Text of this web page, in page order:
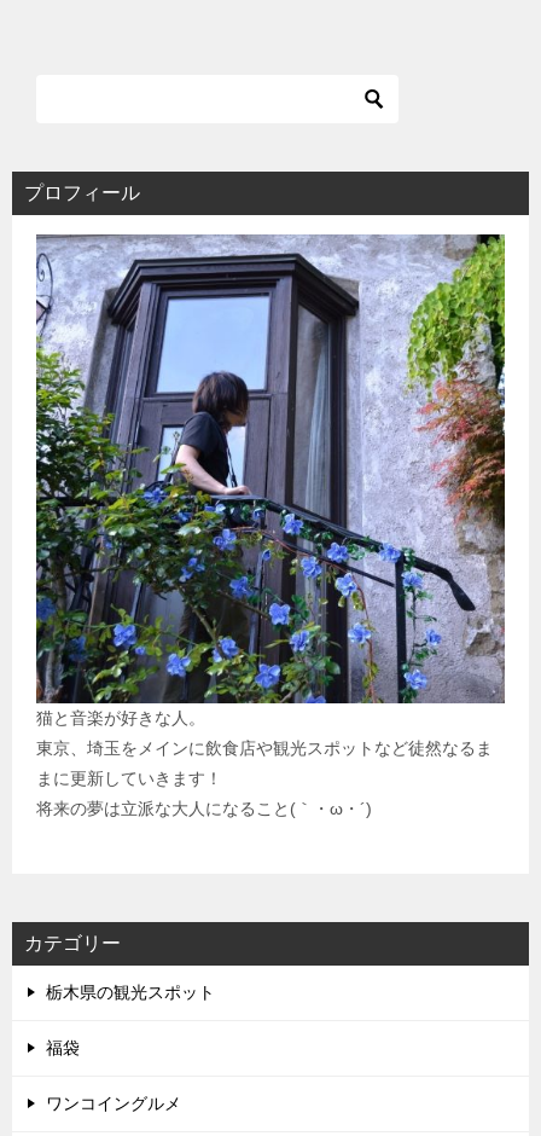
プロフィール
猫と音楽が好きな人。
東京、埼玉をメインに飲食店や観光スポットなど徒然なるま
まに更新していきます！
将来の夢は立派な大人になること(｀・ω・´)
カテゴリー
栃木県の観光スポット
福袋
ワンコイングルメ